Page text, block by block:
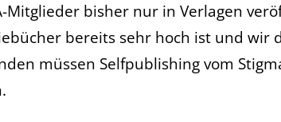
Mitglieder bisher nur in Verlagen
bereits sehr hoch ist und wir
müssen Selfpublishing vom